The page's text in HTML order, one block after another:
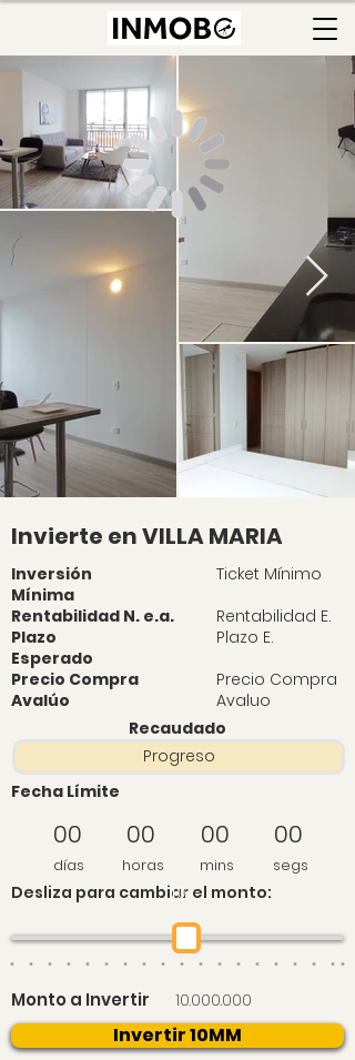
Invierte en VILLA MARIA
Inversión
Mínima
Rentabilidad N. e.a.
Plazo
Esperado
Precio Compra
Avalúo
Ticket Mínimo
Rentabilidad E.
Plazo E.
Precio Compra
Avaluo
Recaudado
Progreso
Fecha Límite
00
días
00
horas
00
mins
00
segs
Desliza para cambiar el monto:
10
Monto a Invertir 10.000.000
Invertir 10MM